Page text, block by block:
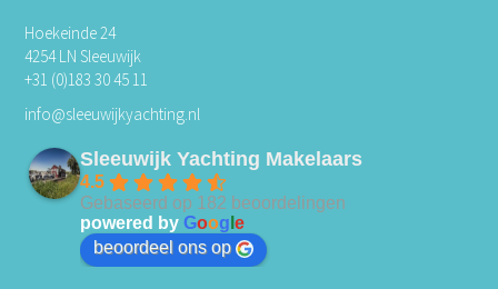
Hoekeinde 24
4254 LN Sleeuwijk
+31 (0)183 30 45 11
info@sleeuwijkyachting.nl
Sleeuwijk Yachting Makelaars
4.5
Gebaseerd op 182 beoordelingen
powered byGoog le
beoordeel ons op